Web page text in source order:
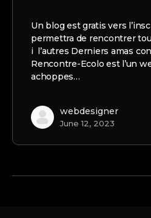
Un blog est gratis vers
permettra de rencontrer
i l’autres Derniers amas
Rencontre-Ecolo est l’un
achoppes…
webdesigner
June 12, 2023